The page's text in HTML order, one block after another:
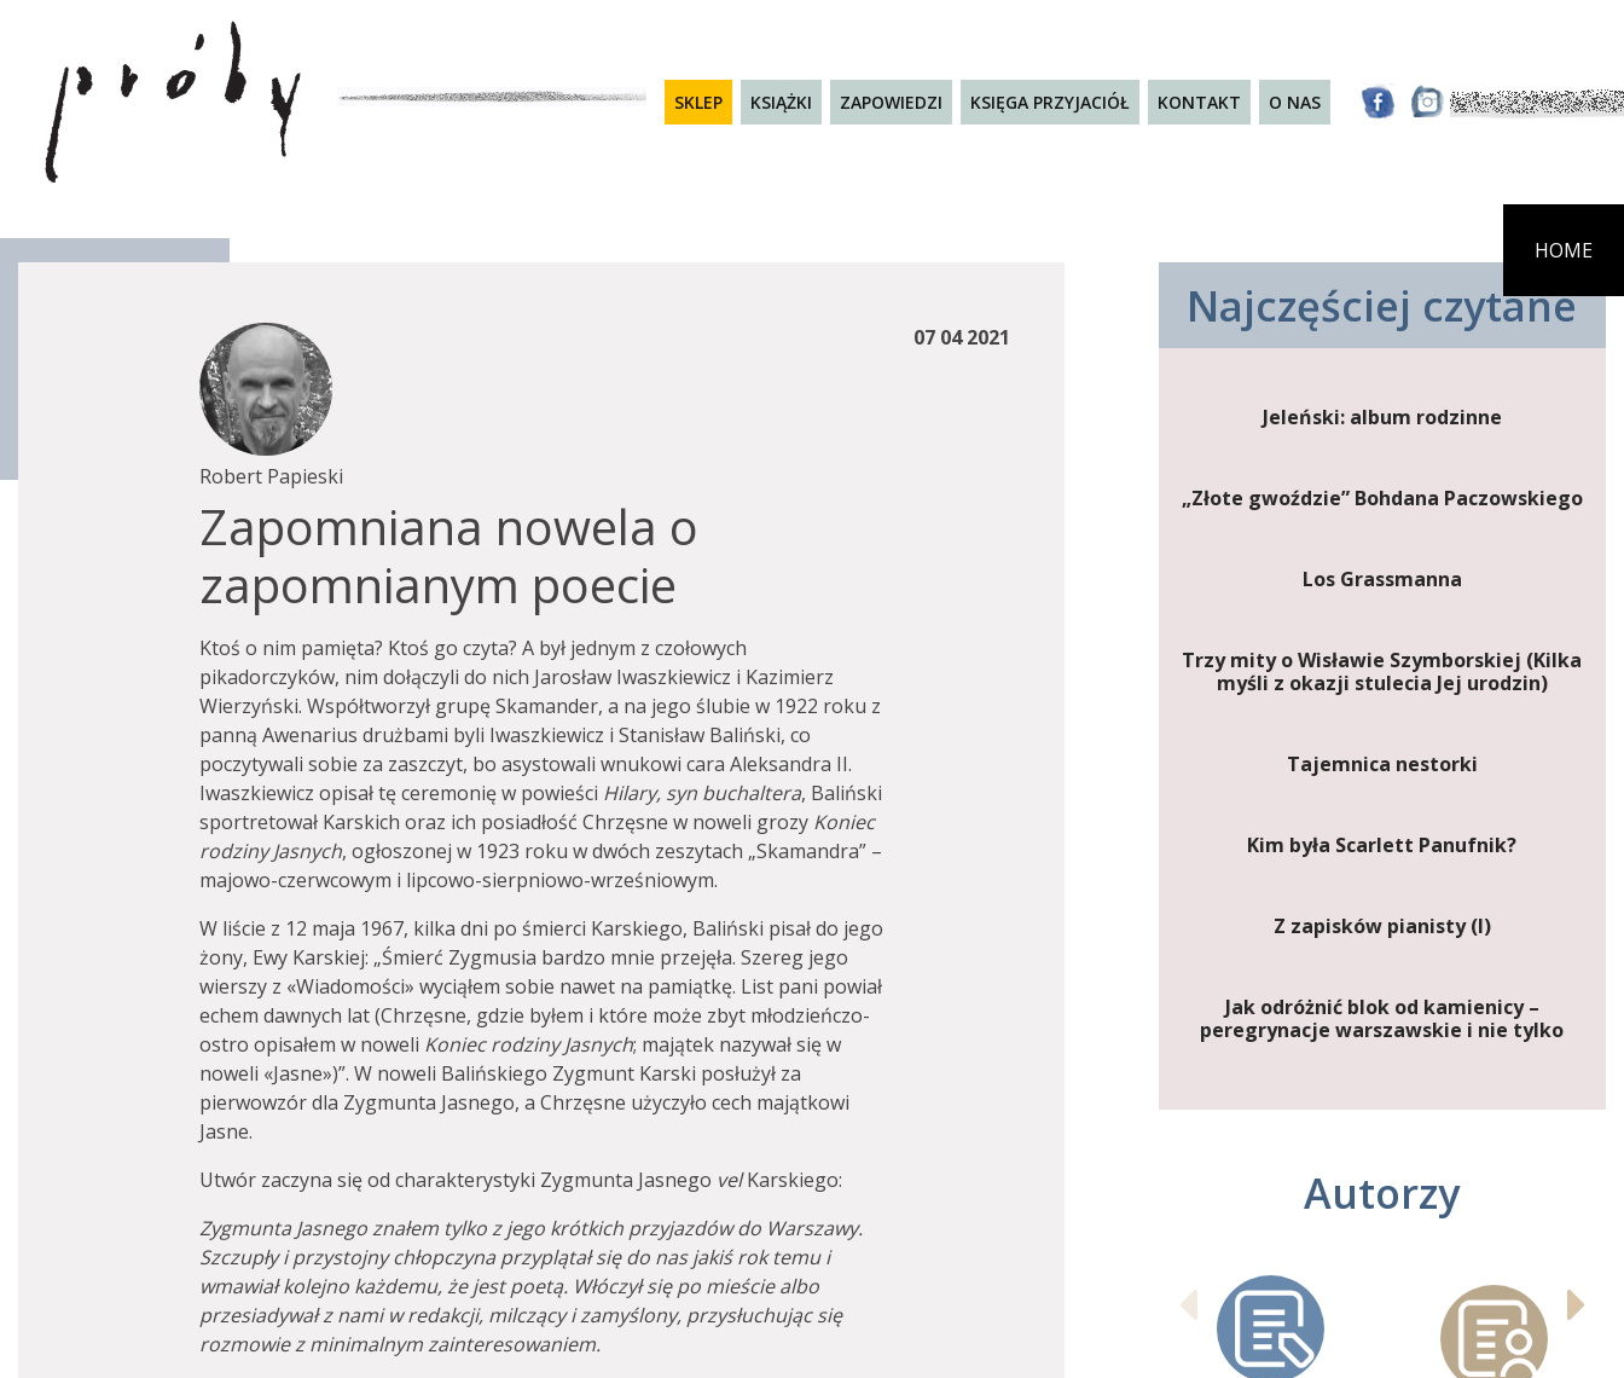
SKLEP KSIĄŻKI ZAPOWIEDZI KSIĘGA PRZYJACIÓŁ KONTAKT O NAS
HOME
07 04 2021
Robert Papieski
Zapomniana nowela o
zapomnianym poecie
Ktoś o nim pamięta? Ktoś go czyta? A był jednym z czołowych
pikadorczyków, nim dołączyli do nich Jarosław Iwaszkiewicz i Kazimierz
Wierzyński. Współtworzył grupę Skamander, a na jego ślubie w 1922 roku z
panną Awenarius drużbami byli Iwaszkiewicz i Stanisław Baliński, co
poczytywali sobie za zaszczyt, bo asystowali wnukowi cara Aleksandra II.
Iwaszkiewicz opisał tę ceremonię w powieści Hilary, syn buchaltera, Baliński
sportretował Karskich oraz ich posiadłość Chrzęsne w noweli grozy Koniec
rodziny Jasnych, ogłoszonej w 1923 roku w dwóch zeszytach „Skamandra” –
majowo-czerwcowym i lipcowo-sierpniowo-wrześniowym.
W liście z 12 maja 1967, kilka dni po śmierci Karskiego, Baliński pisał do jego
żony, Ewy Karskiej: „Śmierć Zygmusia bardzo mnie przejęła. Szereg jego
wierszy z «Wiadomości» wyciąłem sobie nawet na pamiątkę. List pani powiał
echem dawnych lat (Chrzęsne, gdzie byłem i które może zbyt młodzieńczo-
ostro opisałem w noweli Koniec rodziny Jasnych; majątek nazywał się w
noweli «Jasne»)”. W noweli Balińskiego Zygmunt Karski posłużył za
pierwowzór dla Zygmunta Jasnego, a Chrzęsne użyczyło cech majątkowi
Jasne.
Utwór zaczyna się od charakterystyki Zygmunta Jasnego velKarskiego:
Zygmunta Jasnego znałem tylko z jego krótkich przyjazdów do Warszawy.
Szczupły i przystojny chłopczyna przyplątał się do nas jakiś rok temu i
wmawiał kolejno każdemu, że jest poetą. Włóczył się po mieście albo
przesiadywał z nami w redakcji, milczący i zamyślony, przysłuchując się
rozmowie z minimalnym zainteresowaniem.
Najczęściej czytane
Jeleński: album rodzinne
„Złote gwoździe” Bohdana Paczowskiego
Los Grassmanna
Trzy mity o Wisławie Szymborskiej (Kilka
myśli z okazji stulecia Jej urodzin)
Tajemnica nestorki
Kim była Scarlett Panufnik?
Z zapisków pianisty (I)
Jak odróżnić blok od kamienicy –
peregrynacje warszawskie i nie tylko
Autorzy